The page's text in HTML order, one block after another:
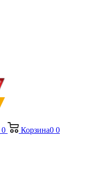
0 Корзина0 0